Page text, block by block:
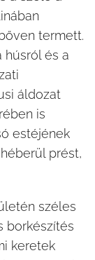
termett.
húsról és a
áldozat
is
estéjének
prést,
széles
borkészítés
keretek